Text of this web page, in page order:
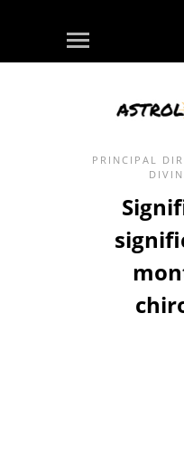
PRINCIPAL